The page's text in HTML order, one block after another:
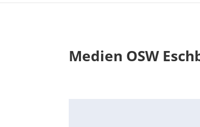
Medien OSW